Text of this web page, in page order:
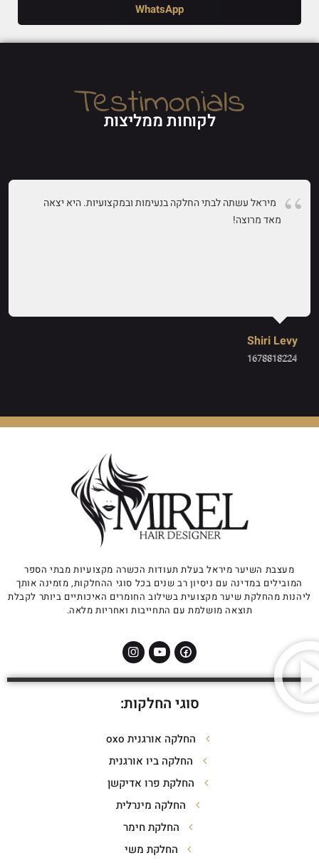
WhatsApp
Testimonials
לקוחות ממליצות
מיראל עשתה לבתי החלקה בנעימות ובמקצועיות. היא יצאה
מאד מרוצה!
Shiri Levy
1678818224
מעצבת השיער מיראל בעלת תעודות הכשרה מקצועיות מבתי הספר
המובילים במדינה עם ניסיון רב שנים בכל סוגי ההחלקות, מזמינה אותך
ליהנות מהחלקת שיער מקצועית בשילוב החומרים האיכותיים ביותר לקבלת
תוצאה מושלמת עם התחייבות ואחריות מלאה.
סוגי החלקות:
החלקה אורגנית oxo
החלקה ביו אורגנית
החלקת פרו אדיקשן
החלקה מינרלית
החלקת חימר
החלקת משי